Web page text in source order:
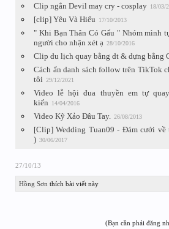
Clip ngắn Devil may cry - cosplay 18/03/
[clip] Yêu Và Hiểu 17/10/2013
" Khi Bạn Thân Có Gấu " Nhóm mình
người cho nhận xét ạ 28/10/2016
Clip du lịch quay bằng dt & dựng bằng
Cách ẩn danh sách follow trên TikTok
tôi 29/12/2021
Video lễ hội đua thuyền em tự
kiến
14/04/2016
Video Kỹ Xảo Đâu Tay. 26/08/2013
[Clip] Wedding Tuan09 - Đám cưới về
) 30/06/2017
27/10/13
Hồng Sơn thích bài viết này
(Bạn cần phải đăng